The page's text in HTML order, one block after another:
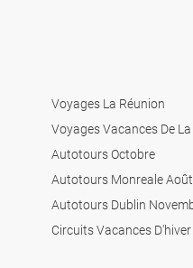
Voyages La Réunion
Voyages Vacances De
Autotours Octobre
Autotours Monreale Août
Autotours Dublin
Circuits Vacances D'hiver